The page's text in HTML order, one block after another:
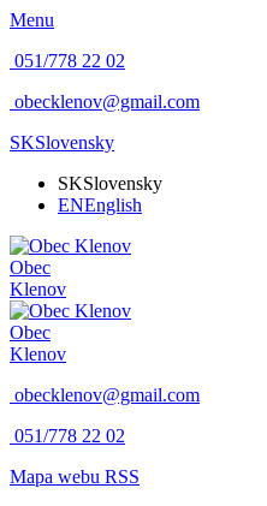
Menu
051/778 22 02
obecklenov@gmail.com
SKSlovensky
SKSlovensky
ENEnglish
Obec
Klenov
Obec
Klenov
obecklenov@gmail.com
051/778 22 02
Mapa webu RSS